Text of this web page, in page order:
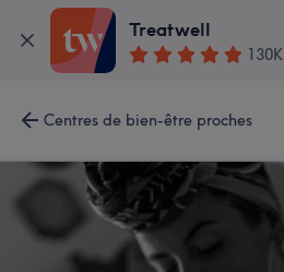
Treatwell
130K
Centres de bien-être proches